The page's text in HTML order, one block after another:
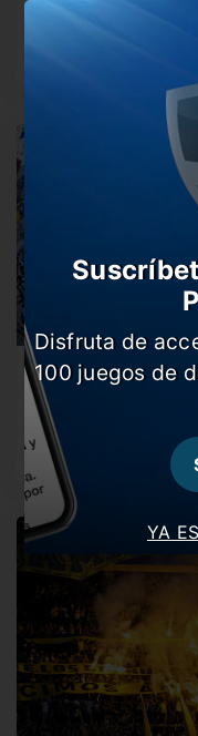
El Gobierno sostuvo
Sin cambios con la
A pocos días de que
YA
Disfruta de
100 juegos de